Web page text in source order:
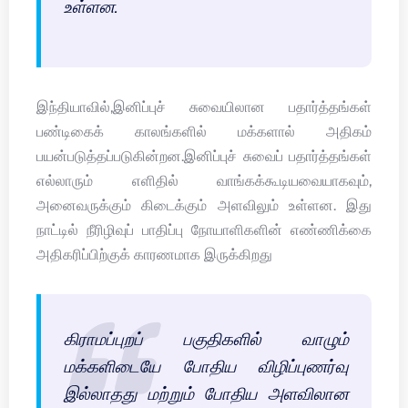
உள்ளன.
இந்தியாவில்,இனிப்புச் சுவையிலான பதார்த்தங்கள்
பண்டிகைக் காலங்களில் மக்களால் அதிகம்
பயன்படுத்தப்படுகின்றன.இனிப்புச் சுவைப் பதார்த்தங்கள்
எல்லாரும் எளிதில் வாங்கக்கூடியவையாகவும்,
அனைவருக்கும் கிடைக்கும் அளவிலும் உள்ளன. இது
நாட்டில் நீரிழிவுப் பாதிப்பு நோயாளிகளின் எண்ணிக்கை
அதிகரிப்பிற்குக் காரணமாக இருக்கிறது
கிராமப்புறப் பகுதிகளில் வாழும்
மக்களிடையே போதிய விழிப்புணர்வு
இல்லாதது மற்றும் போதிய அளவிலான